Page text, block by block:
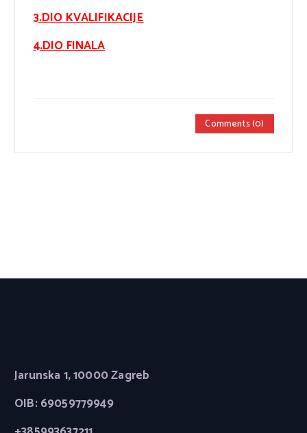
3.DIO KVALIFIKACIJE
4.DIO FINALA
Comments (0)
Jarunska 1, 10000 Zagreb
OIB: 69059779949